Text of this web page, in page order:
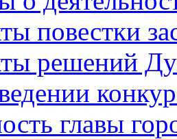
повестки
решений
главы